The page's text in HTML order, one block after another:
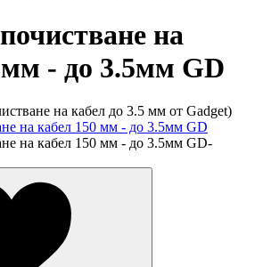
на
мм - до 3.5мм GD
на кабел до 3.5 мм от Gadget)